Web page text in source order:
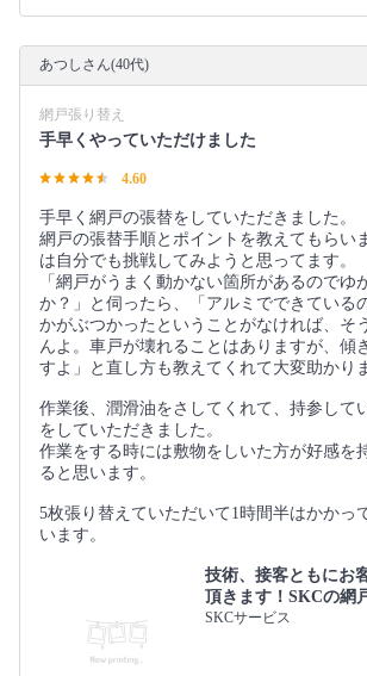
あつしさん(40代)
網戸張り替え
手早くやっていただけました
4.60
手早く網戸の張替をしていただきました。
網戸の張替手順とポイントを教えてもらい
は自分でも挑戦してみようと思ってます。
「網戸がうまく動かない箇所があるのでゆ
か？」と伺ったら、「アルミでできている
かがぶつかったということがなければ、そ
んよ。車戸が壊れることはありますが、傾
すよ」と直し方も教えてくれて大変助かり
作業後、潤滑油をさしてくれて、持参して
をしていただきました。
作業をする時には敷物をしいた方が好感を
ると思います。
5枚張り替えていただいて1時間半はかかっ
います。
技術、接客ともにお
頂きます！SKCの網
SKCサービス